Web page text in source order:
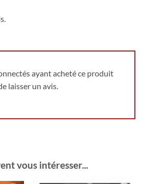
ayant acheté ce produit
laisser un avis.
vous intéresser...